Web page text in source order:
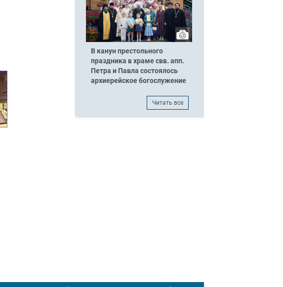
В канун престольного
праздника в храме свв. апп.
Петра и Павла состоялось
архиерейское богослужение
Читать все